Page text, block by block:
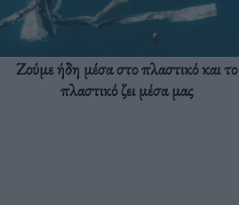
Ζούμε ήδη μέσα στο πλαστικό και το
πλαστικό ζει μέσα μας